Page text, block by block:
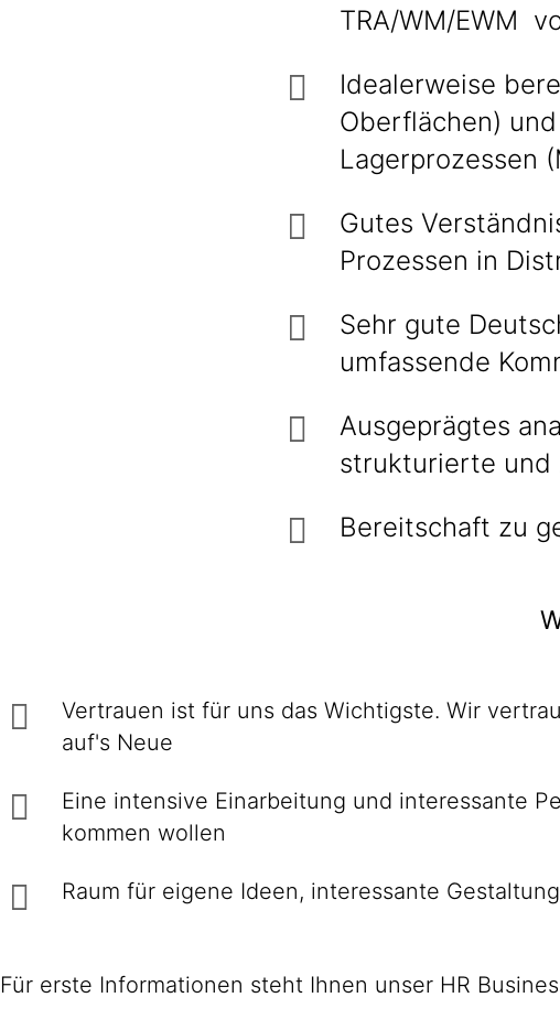
TRA/WM/EWM
Idealerweise
Oberflächen)
Lagerprozessen
Gutes
Prozessen in
Sehr gute
umfassende
Ausgeprägtes
strukturierte und
Bereitschaft zu
Vertrauen ist für uns das Wichtigste. Wir
auf's Neue
Eine intensive Einarbei­tung und interes­sante
kommen wollen
Raum für eigene Ideen, inte­res­sante
Für erste Informationen steht Ihnen unser HR